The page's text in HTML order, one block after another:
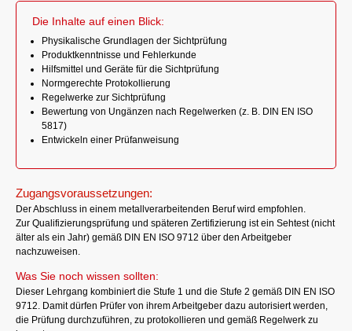
Die Inhalte auf einen Blick:
Physikalische Grundlagen der Sichtprüfung
Produktkenntnisse und Fehlerkunde
Hilfsmittel und Geräte für die Sichtprüfung
Normgerechte Protokollierung
Regelwerke zur Sichtprüfung
Bewertung von Ungänzen nach Regelwerken (z. B. DIN EN ISO
5817)
Entwickeln einer Prüfanweisung
Zugangsvoraussetzungen:
Der Abschluss in einem metallverarbeitenden Beruf wird empfohlen.
Zur Qualifizierungsprüfung und späteren Zertifizierung ist ein Sehtest (nicht
älter als ein Jahr) gemäß DIN EN ISO 9712 über den Arbeitgeber
nachzuweisen.
Was Sie noch wissen sollten:
Dieser Lehrgang kombiniert die Stufe 1 und die Stufe 2 gemäß DIN EN ISO
9712. Damit dürfen Prüfer von ihrem Arbeitgeber dazu autorisiert werden,
die Prüfung durchzuführen, zu protokollieren und gemäß Regelwerk zu